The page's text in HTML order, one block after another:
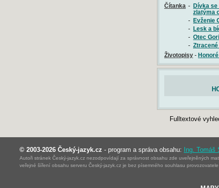
Čítanka - Dívka se
zlatýma
- Evženie
- Lesk a
- Otec
- Ztracené
Životopisy -
Fulltextové
© 2003-2026 Český-jazyk.cz - program a správa obsahu: Ing. Tomáš
Autoři stránek Český-jazyk.cz nezodpovídají za správnost obsahu zde uveřejněných
veřejné šíření obsahu serveru Český-jazyk.cz je bez písemného souhlasu